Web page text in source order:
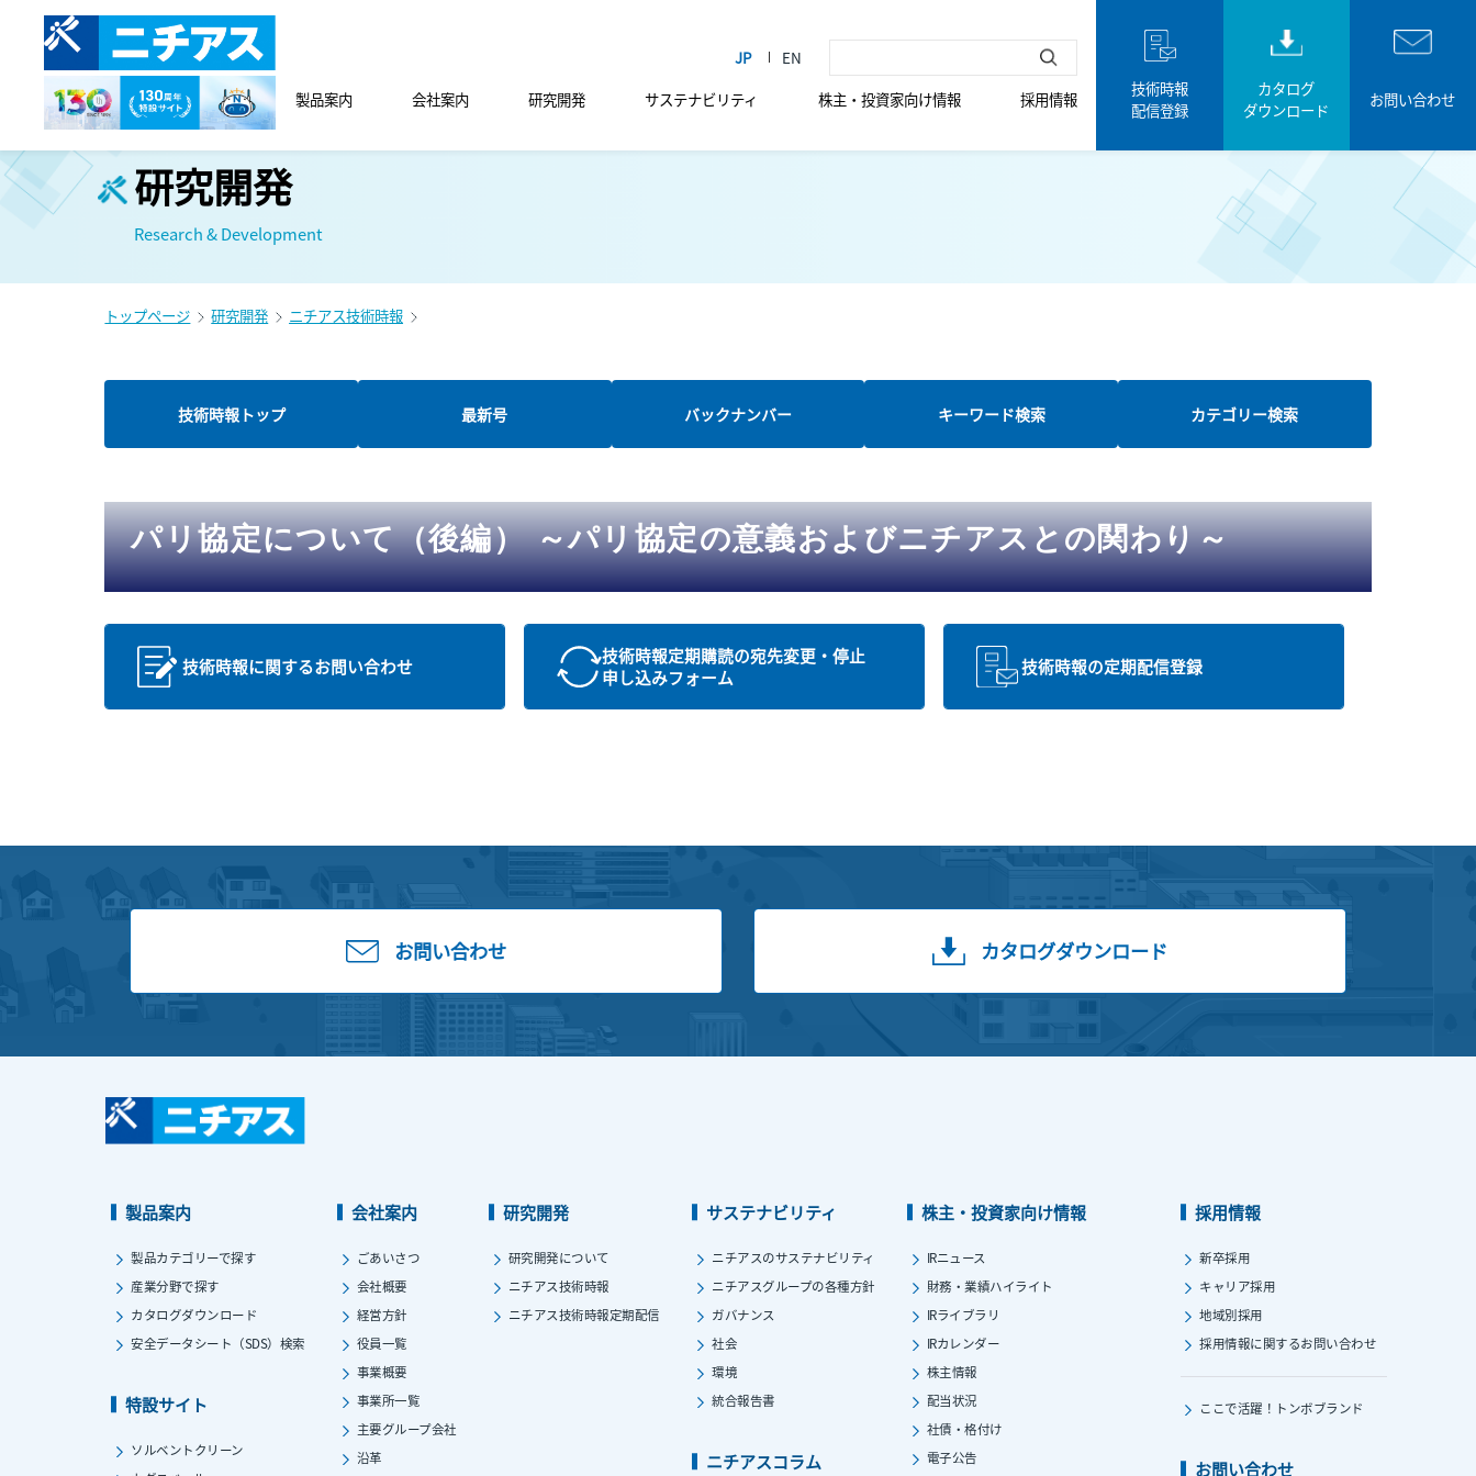
製品案内 会社案内 研究開発 サステナビリティ 株主・投資家向け情報 採用情報
技術時報
配信登録
カタログ
ダウンロード
お問い合わせ
研究開発
Research & Development
トップページ 研究開発 ニチアス技術時報
技術時報トップ 最新号 バックナンバー キーワード検索 カテゴリー検索
パリ協定について（後編） ～パリ協定の意義およびニチアスとの関わり～
技術時報に関するお問い合わせ
技術時報定期購読の宛先変更・停止
申し込みフォーム
技術時報の定期配信登録
お問い合わせ カタログダウンロード
製品案内
製品カテゴリーで探す
産業分野で探す
カタログダウンロード
安全データシート（SDS）検索
特設サイト
ソルベントクリーン
会社案内
ごあいさつ
会社概要
経営方針
役員一覧
事業概要
事業所一覧
主要グループ会社
沿革
研究開発
研究開発について
ニチアス技術時報
ニチアス技術時報定期配信
サステナビリティ
ニチアスのサステナビリティ
ニチアスグループの各種方針
ガバナンス
社会
環境
統合報告書
ニチアスコラム
株主・投資家向け情報
IRニュース
財務・業績ハイライト
IRライブラリ
IRカレンダー
株主情報
配当状況
社債・格付け
電子公告
採用情報
新卒採用
キャリア採用
地域別採用
採用情報に関するお問い合わせ
ここで活躍！ トンボブランド
お問い合わせ